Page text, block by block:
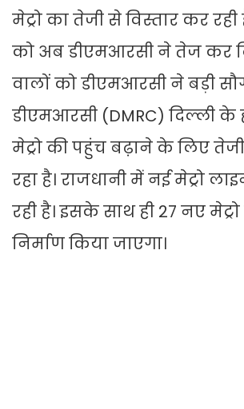
मेट्रो का तेजी से विस्तार कर
को अब डीएमआरसी ने तेज कर
वालों को डीएमआरसी ने बड़ी
डीएमआरसी (DMRC) दिल्ली
मेट्रो की पहुंच बढ़ाने के लिए
रहा है। राजधानी में नई मेट्रो
रही है। इसके साथ ही 27 नए
निर्माण किया जाएगा।